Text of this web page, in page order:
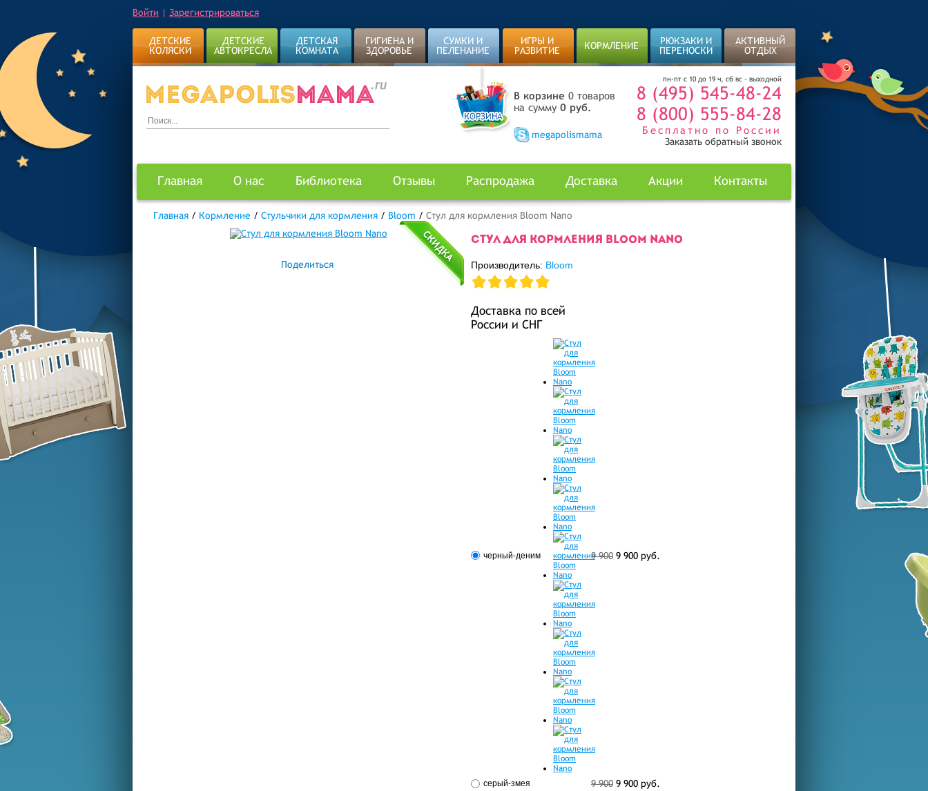
Войти | Зарегистрироваться
ДЕТСКИЕ
КОЛЯСКИ
ДЕТСКИЕ
АВТОКРЕСЛА
ДЕТСКАЯ
КОМНАТА
ГИГИЕНА И
ЗДОРОВЬЕ
СУМКИ И
ПЕЛЕНАНИЕ
ИГРЫ И
РАЗВИТИЕ
КОРМЛЕНИЕ
РЮКЗАКИ И
ПЕРЕНОСКИ
АКТИВНЫЙ
ОТДЫХ
В корзине 0 товаров
на сумму 0 руб.
megapolismama
пн-пт с 10 до 19 ч, сб вс - выходной
8 (495) 545-48-24
8 (800) 555-84-28
Бесплатно по России
Заказать обратный звонок
Главная О нас Библиотека Отзывы Распродажа Доставка Акции Контакты
Главная / Кормление / Стульчики для кормления / Bloom / Стул для кормления Bloom Nano
Поделиться
СТУЛ ДЛЯ КОРМЛЕНИЯ BLOOM NANO
Производитель: Bloom
Доставка по всей
России и СНГ
черный-деним 9 900 9 900 руб.
серый-змея 9 900 9 900 руб.